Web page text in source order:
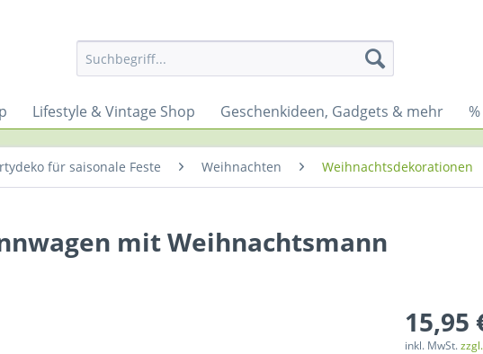
Lifestyle & Vintage Shop Geschenkideen, Gadgets & mehr
für saisonale Feste Weihnachten Weihnachtsdekorationen
mit Weihnachtsmann
15,95
inkl. MwSt.